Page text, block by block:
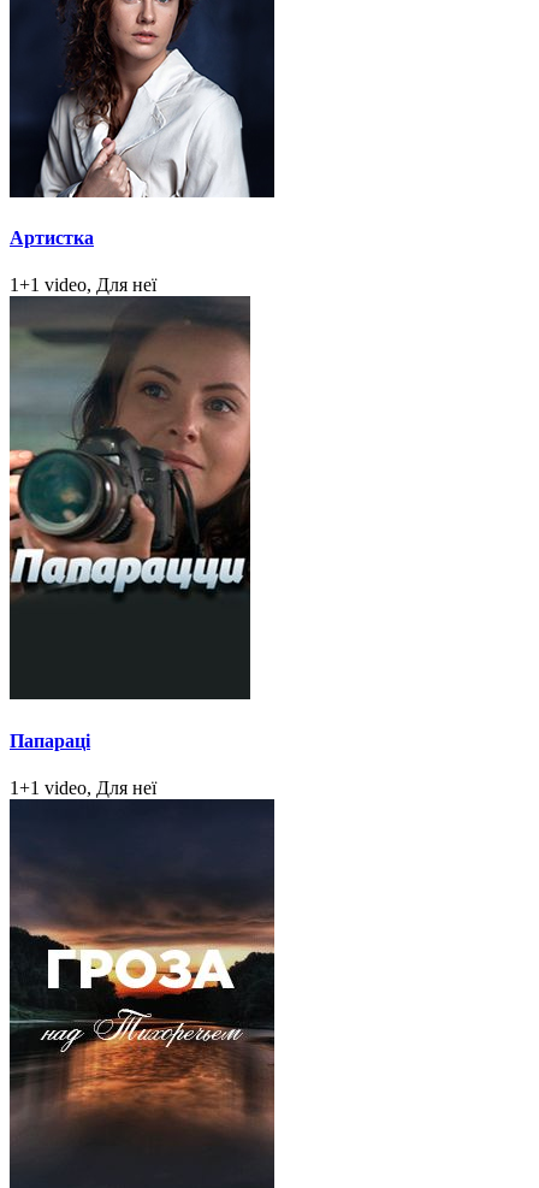
Артистка
1+1 video, Для неї
Папараці
1+1 video, Для неї